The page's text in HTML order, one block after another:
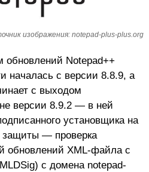
изображения: notepad-plus-plus.org
обновлений Notepad++
началась с версии 8.8.9, а
с выходом
версии 8.9.2 — в ней
установщика на
защиты — проверка
обновлений XML-файла с
с домена notepad-